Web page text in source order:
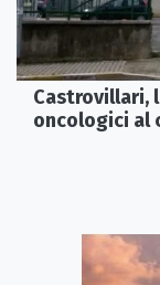
Castrovillari,
oncologici al